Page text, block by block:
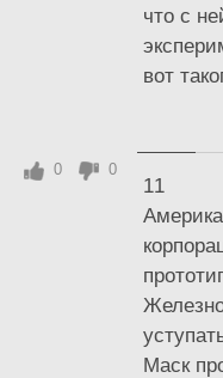
что с
вот
11
Маск
0 0